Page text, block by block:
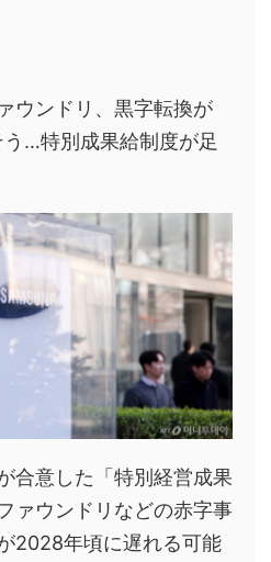
ウンドリ、黒字転換が
…特別成果給制度が足
合意した「特別経営成果
ァウンドリなどの赤字事
2028年頃に遅れる可能